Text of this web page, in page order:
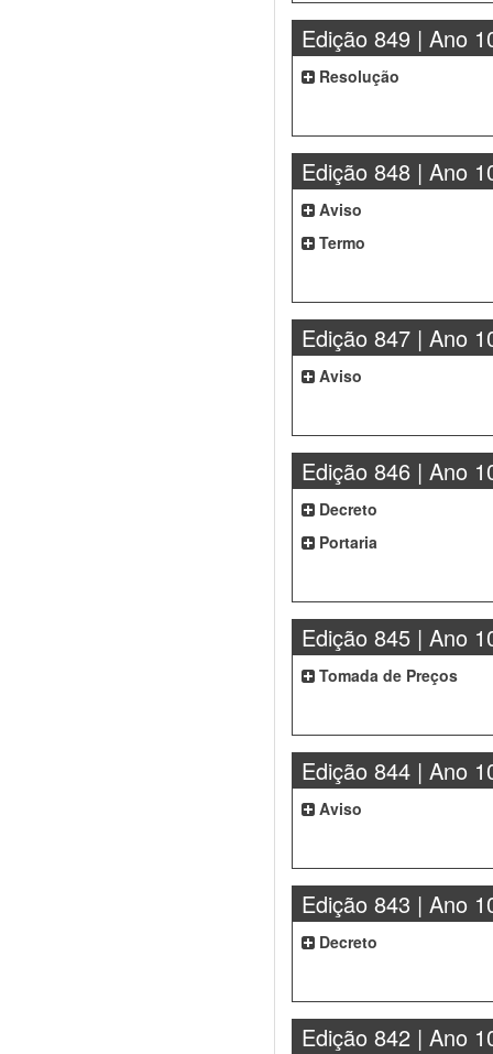
Edição 849 | Ano
Resolução
Edição 848 | Ano
Aviso
Termo
Edição 847 | Ano
Aviso
Edição 846 | Ano
Decreto
Portaria
Edição 845 | Ano
Tomada de Preços
Edição 844 | Ano
Aviso
Edição 843 | Ano
Decreto
Edição 842 | Ano